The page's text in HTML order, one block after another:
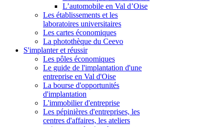
L’automobile en Val d’Oise
Les établissements et les
laboratoires universitaires
Les cartes économiques
La photothèque du Ceevo
S'implanter et réussir
Les pôles économiques
Le guide de l'implantation d'une
entreprise en Val d'Oise
La bourse d'opportunités
d'implantation
L'immobilier d'entreprise
Les pépinières d'entreprises, les
centres d'affaires, les ateliers